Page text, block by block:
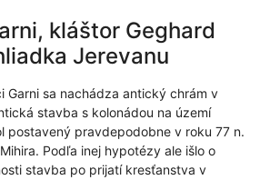
kláštor Geghard
Jerevanu
Garni sa nachádza antický chrám v
stavba s kolonádou na území
postavený pravdepodobne v roku 77 n.
Podľa inej hypotézy ale išlo o
stavba po prijatí kresťanstva v